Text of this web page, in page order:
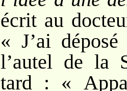
écrit au
« J’ai
l’autel de la
tard : «